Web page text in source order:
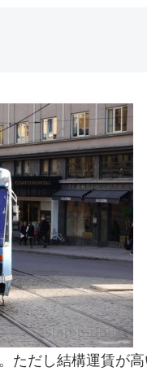
ただし結構運賃が